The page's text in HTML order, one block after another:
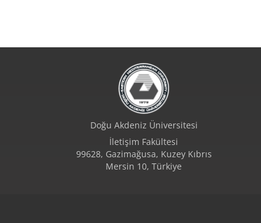
Doğu Akdeniz Üniversitesi
İletişim Fakültesi
99628, Gazimağusa, Kuzey Kıbrıs
Mersin 10, Türkiye